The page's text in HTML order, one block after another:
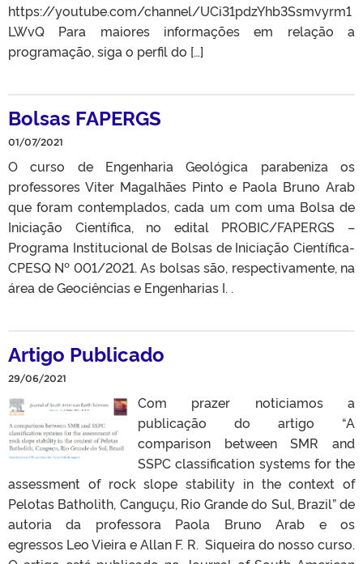
https://youtube.com/channel/UCi31pdzYhb3Ssmvyrm1
LWvQ Para maiores informações em relação a
programação, siga o perfil do […]
Bolsas FAPERGS
01/07/2021
O curso de Engenharia Geológica parabeniza os
professores Viter Magalhães Pinto e Paola Bruno Arab
que foram contemplados, cada um com uma Bolsa de
Iniciação Científica, no edital PROBIC/FAPERGS –
Programa Institucional de Bolsas de Iniciação Científica-
CPESQ Nº 001/2021. As bolsas são, respectivamente, na
área de Geociências e Engenharias I. .
Artigo Publicado
29/06/2021
Com prazer noticiamos a
publicação do artigo “A
comparison between SMR and
SSPC classification systems for the
assessment of rock slope stability in the context of
Pelotas Batholith, Canguçu, Rio Grande do Sul, Brazil” de
autoria da professora Paola Bruno Arab e os
egressos Leo Vieira e Allan F. R. Siqueira do nosso curso.